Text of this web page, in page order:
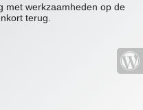
met werkzaamheden op de
terug.